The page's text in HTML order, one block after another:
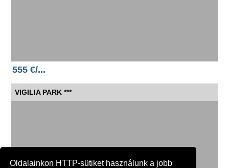
Oldalainkon HTTP-sütiket használunk a jobb
555 €/...
VIGILIA PARK ***